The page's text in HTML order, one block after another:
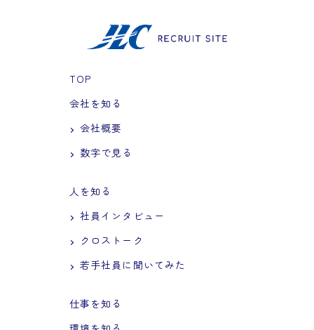
TOP
会社を知る
会社概要
数字で見る
人を知る
社員インタビュー
クロストーク
若手社員に聞いてみた
仕事を知る